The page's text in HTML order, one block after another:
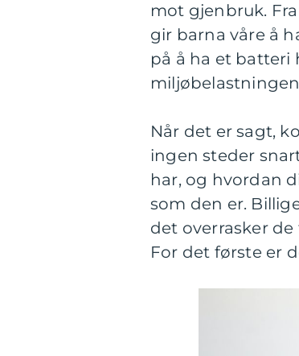
mot gjenbruk.
gir barna våre å
på å ha et batteri
Når det er sagt,
ingen steder
har, og hvordan
som den er.
det overrasker de
For det første er